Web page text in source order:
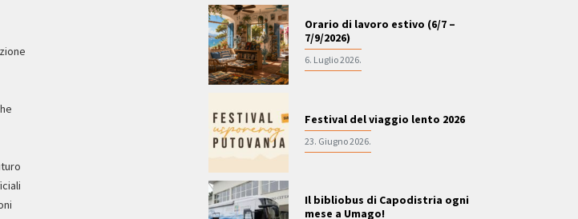
Orario di lavoro estivo (6/7 –
7/9/2026)
6. Luglio 2026.
Festival del viaggio lento 2026
23. Giugno 2026.
Il bibliobus di Capodistria ogni
mese a Umago!